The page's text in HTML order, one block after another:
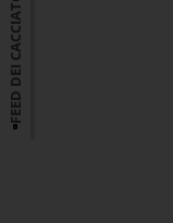
FEED DEI CACCIATORI